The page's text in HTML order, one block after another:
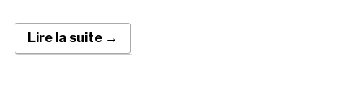
Lire la suite →